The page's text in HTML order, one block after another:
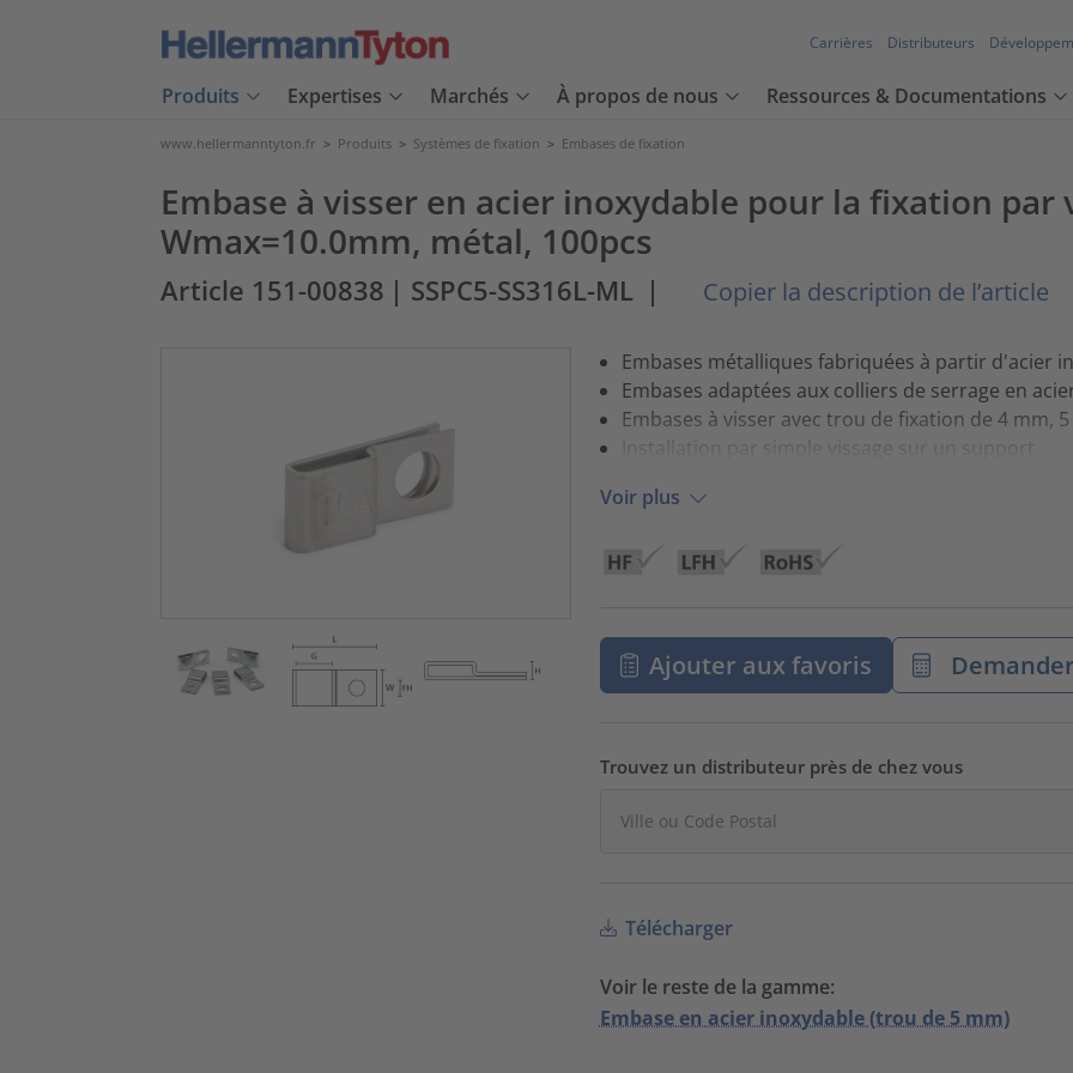
Carrières Distributeurs
Produits Expertises Marchés À propos de nous Ressources & Documentations
www.hellermanntyton.fr > Produits > Systèmes de fixation > Embases de fixation
Embase à visser en acier inoxydable pour la fixation par
Wmax=10.0mm, métal, 100pcs
Article 151-00838 | SSPC5-SS316L-ML | Copier la description de l’article
Embases métalliques fabriquées à partir d'acier
Embases adaptées aux colliers de serrage en
Embases à visser avec trou de fixation de 4 mm,
Voir plus
Ajouter aux favoris
Trouvez un distributeur près de chez vous
Télécharger
Voir le reste de la gamme:
Embase en acier inoxydable (trou de 5 mm)